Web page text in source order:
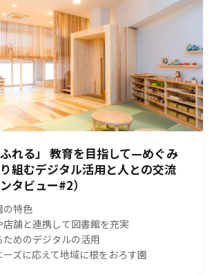
ふれる」 教育を目指して—めぐみ
組むデジタル活用と人との交流
タビュー#2）
の特色
舗と連携して図書館を充実
めのデジタルの活用
ズに応えて地域に根をおろす園